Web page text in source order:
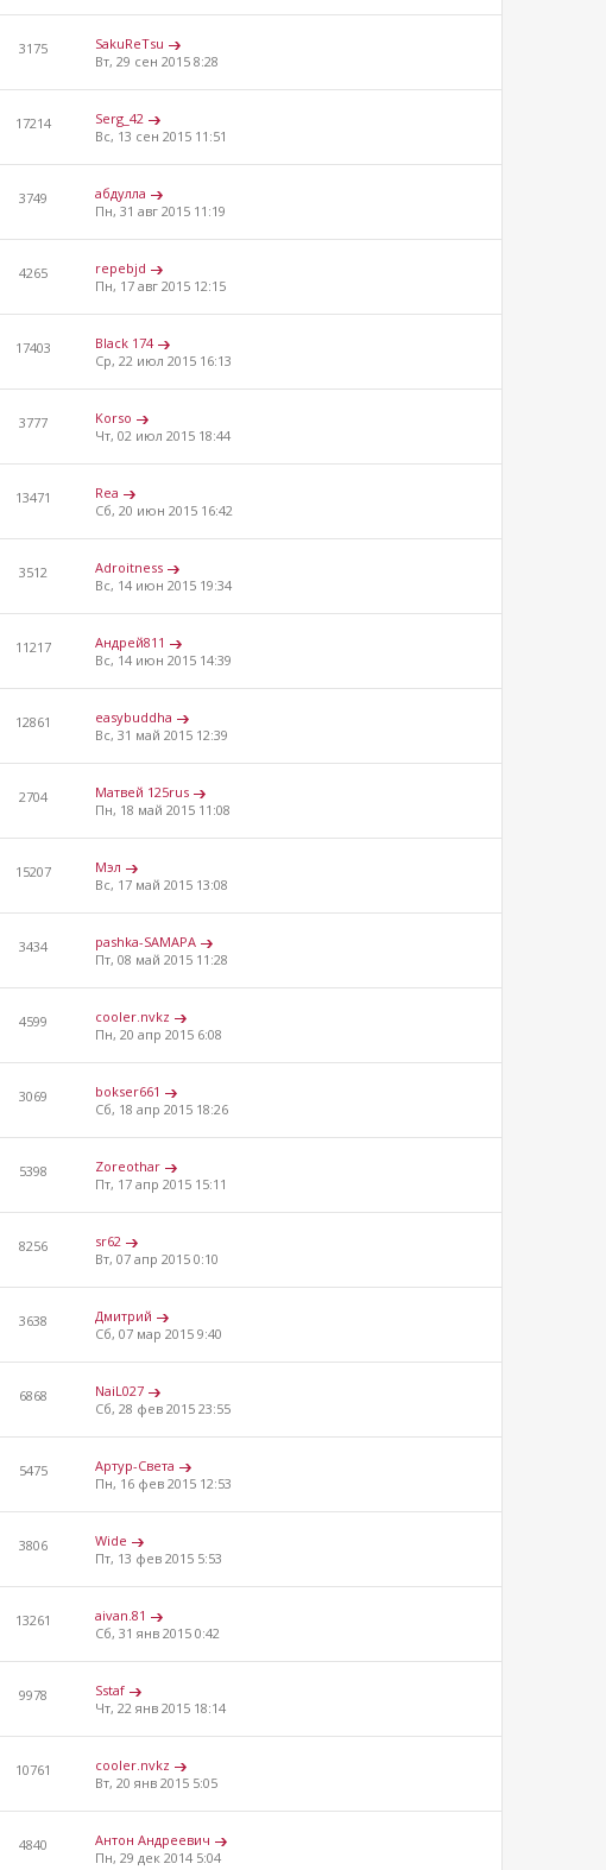
3175
SakuReTsu
Вт, 29 сен 2015 8:28
17214
Serg_42
Вс, 13 сен 2015 11:51
3749
абдулла
Пн, 31 авг 2015 11:19
4265
repebjd
Пн, 17 авг 2015 12:15
17403
Black 174
Ср, 22 июл 2015 16:13
3777
Korso
Чт, 02 июл 2015 18:44
13471
Rea
Сб, 20 июн 2015 16:42
3512
Adroitness
Вс, 14 июн 2015 19:34
11217
Андрей811
Вс, 14 июн 2015 14:39
12861
easybuddha
Вс, 31 май 2015 12:39
2704
Матвей 125rus
Пн, 18 май 2015 11:08
15207
Мэл
Вс, 17 май 2015 13:08
3434
pashka-SAMAPA
Пт, 08 май 2015 11:28
4599
cooler.nvkz
Пн, 20 апр 2015 6:08
3069
bokser661
Сб, 18 апр 2015 18:26
5398
Zoreothar
Пт, 17 апр 2015 15:11
8256
sr62
Вт, 07 апр 2015 0:10
3638
Дмитрий
Сб, 07 мар 2015 9:40
6868
NaiL027
Сб, 28 фев 2015 23:55
5475
Артур-Света
Пн, 16 фев 2015 12:53
3806
Wide
Пт, 13 фев 2015 5:53
13261
aivan.81
Сб, 31 янв 2015 0:42
9978
Sstaf
Чт, 22 янв 2015 18:14
10761
cooler.nvkz
Вт, 20 янв 2015 5:05
4840
Aнтон Андреевич
Пн, 29 дек 2014 5:04